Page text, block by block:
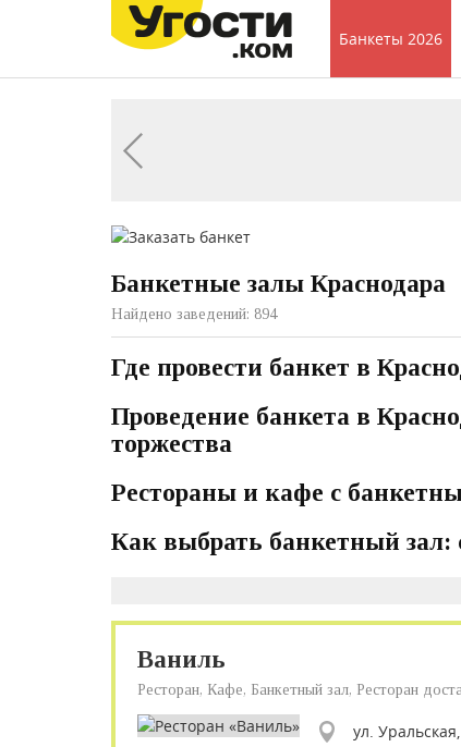
Банкеты 2026
Банкетные залы Краснодара
Найдено заведений: 894
Где провести банкет в
Проведение банкета в
торжества
Рестораны и кафе с
Как выбрать банкетный
Ваниль
Ресторан, Кафе, Банкетный зал, Ресторан
ул.